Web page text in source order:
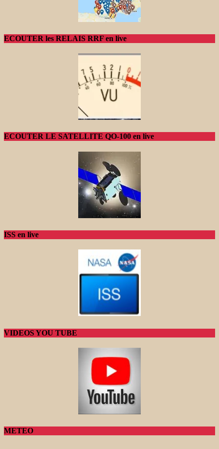
ECOUTER les RELAIS RRF en live
ECOUTER LE SATELLITE QO-100 en live
ISS en live
VIDEOS YOU TUBE
METEO